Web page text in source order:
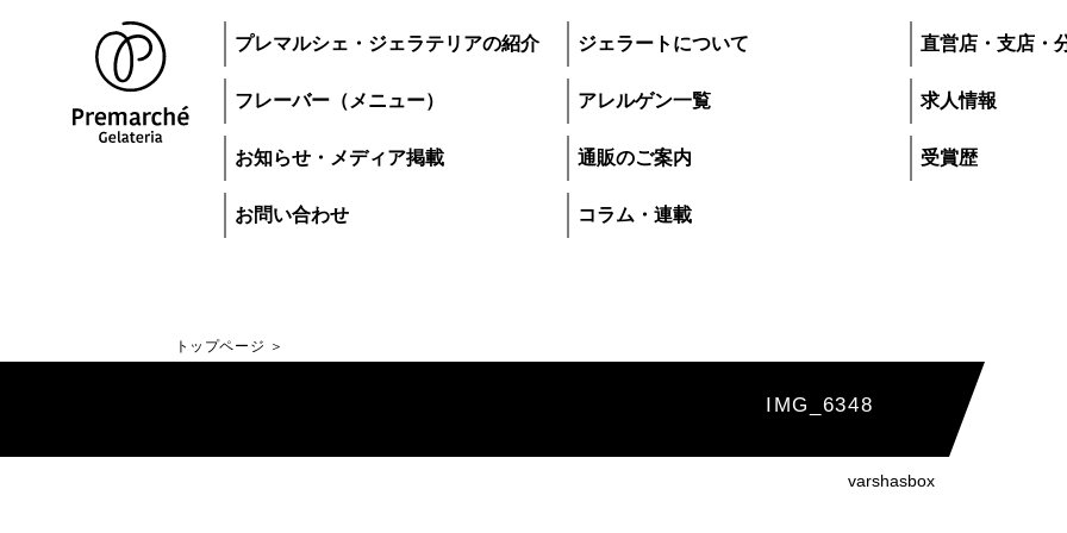
プレマルシェ・ジェラテリアの紹介 ジェラートについて 直営店・支店・
フレーバー（メニュー） アレルゲン一覧 求人情報
お知らせ・メディア掲載 通販のご案内 受賞歴
お問い合わせ コラム・連載
プレマルシェ・ジ
トップページ
IMG_6348
varshasbox